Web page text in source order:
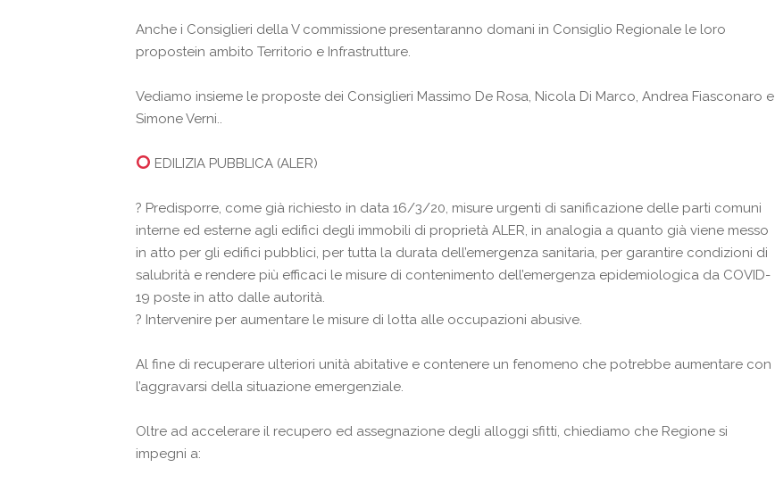
Anche i Consiglieri della V commissione presentaranno domani in Consiglio Regionale le loro
propostein ambito Territorio e Infrastrutture.
Vediamo insieme le proposte dei Consiglieri Massimo De Rosa Nicola Di Marco Andrea Fiasconaro e
Simone Verni.
EDILIZIA PUBBLICA (ALER)
? Predisporre, come già richiesto in data 16/3/20, misure urgenti di sanificazione delle parti comuni
interne ed esterne agli edifici degli immobili di proprietà ALER, in analogia a quanto già viene messo
in atto per gli edifici pubblici, per tutta la durata dell’emergenza sanitaria, per garantire condizioni di
salubrità e rendere più efficaci le misure di contenimento dell’emergenza epidemiologica da COVID-
19 poste in atto dalle autorità.
? Intervenire per aumentare le misure di lotta alle occupazioni abusive.
Al fine di recuperare ulteriori unità abitative e contenere un fenomeno che potrebbe aumentare con
l’aggravarsi della situazione emergenziale.
Oltre ad accelerare il recupero ed assegnazione degli alloggi sfitti, chiediamo che Regione si
impegni a: